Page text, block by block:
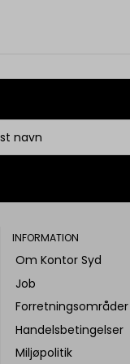
INFORMATION
Om Kontor Syd
Job
Forretningsområder
Handelsbetingelser
Miljøpolitik